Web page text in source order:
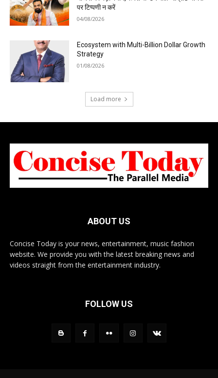
पर टिप्पणी न करें
04/08/2026
Ecosystem with Multi-Billion Dollar Growth
Strategy
01/08/2026
Load more
ABOUT US
Concise Today is your news, entertainment, music fashion
website. We provide you with the latest breaking news and
videos straight from the entertainment industry.
FOLLOW US